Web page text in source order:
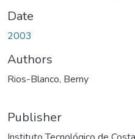
Date
2003
Authors
Rios-Blanco, Berny
Publisher